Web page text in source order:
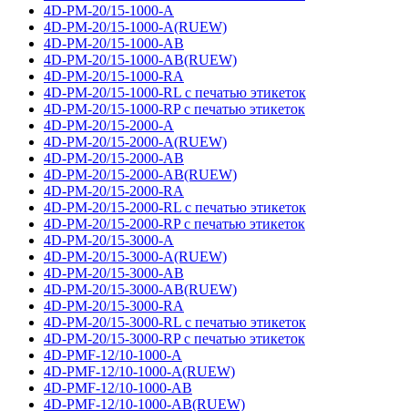
4D-PM-20/15-1000-A
4D-PM-20/15-1000-A(RUEW)
4D-PM-20/15-1000-AB
4D-PM-20/15-1000-AB(RUEW)
4D-PM-20/15-1000-RA
4D-PM-20/15-1000-RL с печатью этикеток
4D-PM-20/15-1000-RP с печатью этикеток
4D-PM-20/15-2000-A
4D-PM-20/15-2000-A(RUEW)
4D-PM-20/15-2000-AB
4D-PM-20/15-2000-AB(RUEW)
4D-PM-20/15-2000-RA
4D-PM-20/15-2000-RL с печатью этикеток
4D-PM-20/15-2000-RP с печатью этикеток
4D-PM-20/15-3000-A
4D-PM-20/15-3000-A(RUEW)
4D-PM-20/15-3000-AB
4D-PM-20/15-3000-AB(RUEW)
4D-PM-20/15-3000-RA
4D-PM-20/15-3000-RL с печатью этикеток
4D-PM-20/15-3000-RP с печатью этикеток
4D-PMF-12/10-1000-A
4D-PMF-12/10-1000-A(RUEW)
4D-PMF-12/10-1000-AB
4D-PMF-12/10-1000-AB(RUEW)